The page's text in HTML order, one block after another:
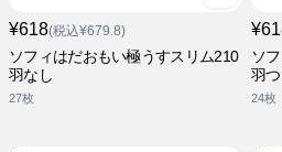
¥618(税込¥679.8)
ソフィはだおもい極うすスリム210
羽なし
27枚
ソ
羽つ
24枚